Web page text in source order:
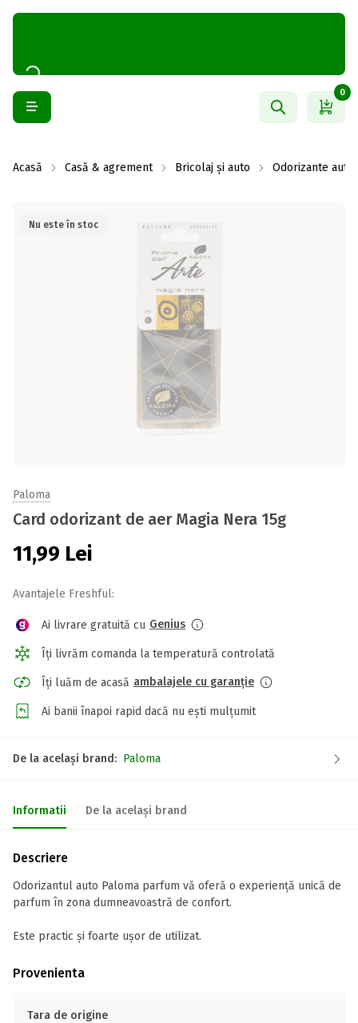
0
Acasă Casă & agrement Bricolaj și auto Odorizante auto
Nu este în stoc
Paloma
Card odorizant de aer Magia Nera 15g
11,99 Lei
Avantajele Freshful:
Ai livrare gratuită cu Genius
Îți livrăm comanda la temperatură controlată
Îți luăm de acasă ambalajele cu garanție
Ai banii înapoi rapid dacă nu ești mulțumit
De la același brand: Paloma
Informatii De la același brand
Descriere
Odorizantul auto Paloma parfum vă oferă o experiență unică de
parfum în zona dumneavoastră de confort.
Este practic și foarte ușor de utilizat.
Provenienta
Tara de origine